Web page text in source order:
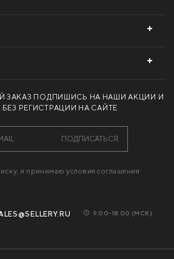
ЗАКАЗ ПОДПИШИСЬ НА НАШИ АКЦИИ И
РЕГИСТРАЦИИ НА САЙТЕ
ПОДПИСАТЬСЯ
я принимаю условия соглашения
9.00-18.00 (МCК)